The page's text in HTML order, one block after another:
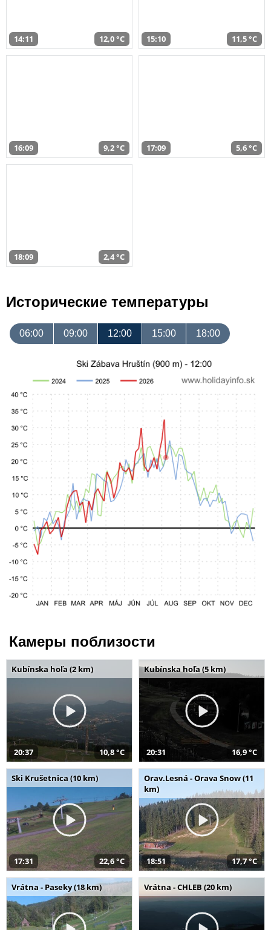
14:11 12,0 °C 15:10 11,5 °C
16:09 9,2 °C 17:09 5,6 °C
18:09 2,4 °C
Исторические температуры
06:00 09:00 12:00 15:00 18:00
Камеры поблизости
Kubínska hoľa (2 km)
20:37 10,8 °C
Kubínska hoľa (5 km)
20:31 16,9 °C
Ski Krušetnica (10 km)
17:31 22,6 °C
Orav.Lesná - Orava Snow (11
km)
18:51 17,7 °C
Vrátna - Paseky (18 km) Vrátna - CHLEB (20 km)